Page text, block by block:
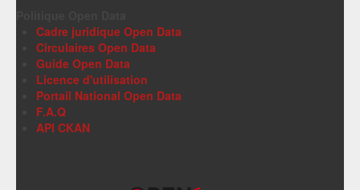
Cadre juridique Open Data
Circulaires Open Data
Guide Open Data
Licence d'utilisation
Portail National Open Data
F.A.Q
API CKAN